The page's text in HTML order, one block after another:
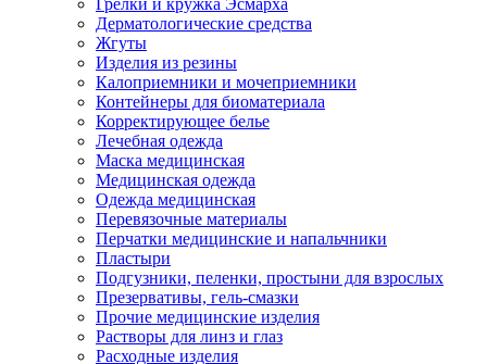
Грелки и кружка Эсмарха
Дерматологические средства
Жгуты
Изделия из резины
Калоприемники и мочеприемники
Контейнеры для биоматериала
Корректирующее белье
Лечебная одежда
Маска медицинская
Медицинская одежда
Одежда медицинская
Перевязочные материалы
Перчатки медицинские и напальчники
Пластыри
Подгузники, пеленки, простыни для взрослых
Презервативы, гель-смазки
Прочие медицинские изделия
Растворы для линз и глаз
Расходные изделия